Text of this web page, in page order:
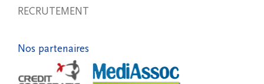
RECRUTEMENT
Nos partenaires